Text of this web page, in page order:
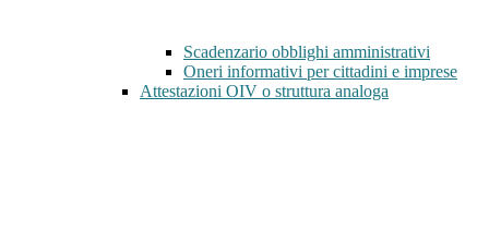
Scadenzario obblighi amministrativi
Oneri informativi per cittadini e imprese
Attestazioni OIV o struttura analoga